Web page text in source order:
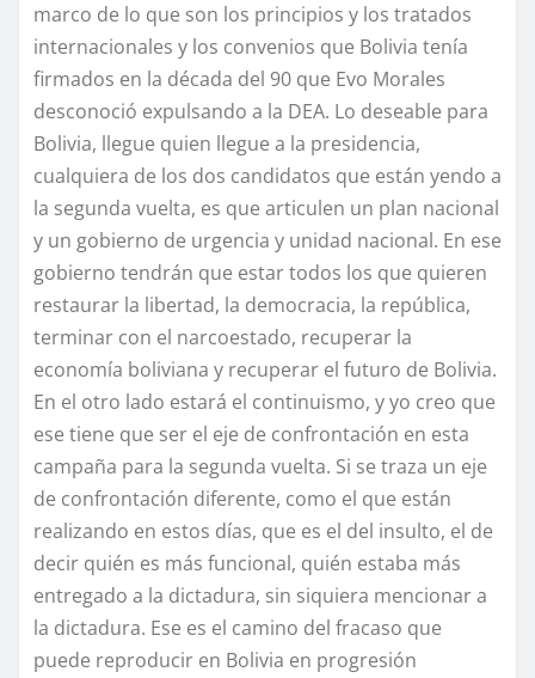
marco de lo que son los principios y los tratados
internacionales y los convenios que Bolivia tenía
firmados en la década del 90 que Evo Morales
desconoció expulsando a la DEA. Lo deseable para
Bolivia, llegue quien llegue a la presidencia,
cualquiera de los dos candidatos que están yendo a
la segunda vuelta, es que articulen un plan nacional
y un gobierno de urgencia y unidad nacional. En ese
gobierno tendrán que estar todos los que quieren
restaurar la libertad, la democracia, la república,
terminar con el narcoestado, recuperar la
economía boliviana y recuperar el futuro de Bolivia.
En el otro lado estará el continuismo, y yo creo que
ese tiene que ser el eje de confrontación en esta
campaña para la segunda vuelta. Si se traza un eje
de confrontación diferente, como el que están
realizando en estos días, que es el del insulto, el de
decir quién es más funcional, quién estaba más
entregado a la dictadura, sin siquiera mencionar a
la dictadura. Ese es el camino del fracaso que
puede reproducir en Bolivia en progresión